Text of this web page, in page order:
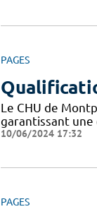
PAGES
Le CHU de
garantissant
10/06/2024 17:32
PAGES